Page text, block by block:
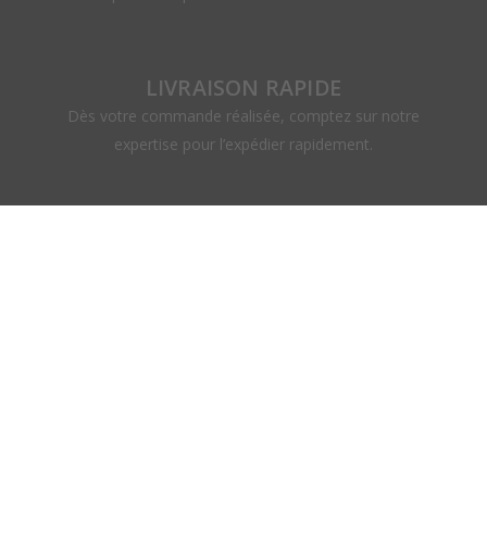
LIVRAISON RAPIDE
Dès votre commande réalisée, comptez sur notre
expertise pour l’expédier rapidement.